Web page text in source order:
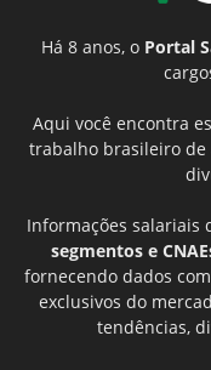
Há 8 anos, o Portal
Aqui você encontra
trabalho brasileiro de
Informações salariais
segmentos e
fornecendo dados
exclusivos do
tendências,